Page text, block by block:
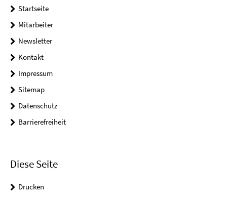
Startseite
Mitarbeiter
Newsletter
Kontakt
Impressum
Sitemap
Datenschutz
Barrierefreiheit
Diese Seite
Drucken